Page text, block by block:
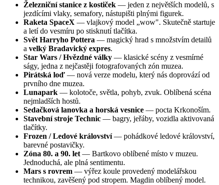
Železniční stanice z kostiček — jeden z největších modelů, s
jezdícími vlaky, semafory, nástupišti plnými figurek.
Raketa SpaceX — vlajkový model „wow". Skutečně startuje
a letí do vesmíru po stisknutí tlačítka.
Svět Harryho Pottera — magický hrad s množstvím detailů
a velký Bradavický expres.
Star Wars / Hvězdné války — klasické scény z vesmírné
ságy, jedna z nejčastěji fotografovaných zón muzea.
Pirátská loď — nová verze modelu, který nás doprovází od
prvního dne muzea.
Lunapark — kolotoče, světla, pohyb, zvuk. Oblíbená scéna
nejmladších hostů.
Sedačková lanovka a horská vesnice — pocta Krkonoším.
Stavební stroje Technic — bagry, jeřáby, vozidla aktivovaná
tlačítky.
Frozen / Ledové království— pohádkové ledové království,
barevné postavičky.
Zóna 80. a 90. let— Bartkovo oblíbené místo v muzeu.
Jednoduchá, ale plná sentimentu.
Mars s rovrem — výřez koule provedený modelářskou
technikou, zavěšený pod stropem. Magdin oblíbený model.